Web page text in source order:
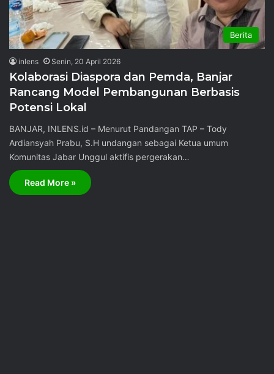
Berita
inlens Senin, 20 April 2026
Kolaborasi Diaspora dan Pemda, Banjar
Rancang Model Pembangunan Berbasis
Potensi Lokal
BANJAR, INLENS.id – Menurut Pandangan TAP – Tody
Ardiansyah Prabu, S.H undangan sebagai Ketua umum
Komunitas Jabar Unggul aktifis pergerakan…
Read More »